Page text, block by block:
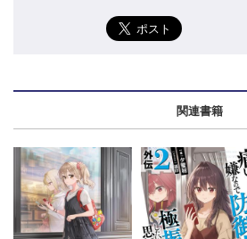
関連書籍